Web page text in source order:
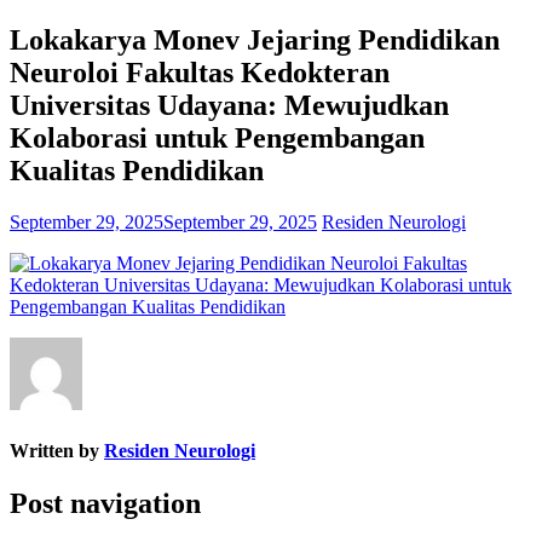
Lokakarya Monev Jejaring Pendidikan
Neuroloi Fakultas Kedokteran
Universitas Udayana: Mewujudkan
Kolaborasi untuk Pengembangan
Kualitas Pendidikan
September 29, 2025September 29, 2025 Residen Neurologi
Written by Residen Neurologi
Post navigation